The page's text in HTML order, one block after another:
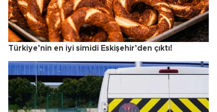
Türkiye’nin en iyi simidi Eskişehir’den çıktı!